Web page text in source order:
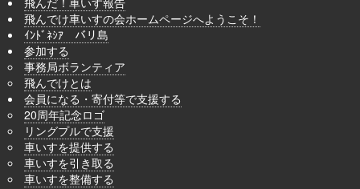
飛んでけ車いすの会ホームページへようこそ！
ｲﾝﾄﾞﾈｼｱ バリ島
参加する
事務局ボランティア
飛んでけとは
会員になる・寄付等で支援する
20周年記念ロゴ
リングプルで支援
車いすを提供する
車いすを引き取る
車いすを整備する